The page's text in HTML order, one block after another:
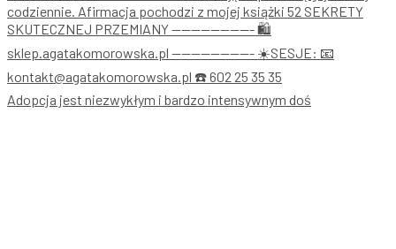
Adopcja jest niezwykłym i bardzo intensywnym doś